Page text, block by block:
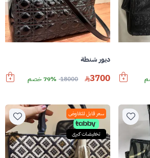
ديور شنطة
3700
18000 79% خصم
سعر قابل للتفاوض
تخفيضات كبرى